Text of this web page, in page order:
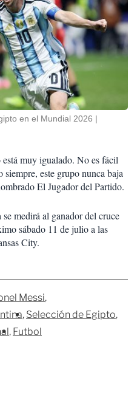
en el Mundial 2026
muy igualado. No es fácil
este grupo nunca baja
El Jugador del Partido.
se medirá al ganador del cruce
sábado 11 de julio a las
City.
Messi
Selección de Egipto
Futbol